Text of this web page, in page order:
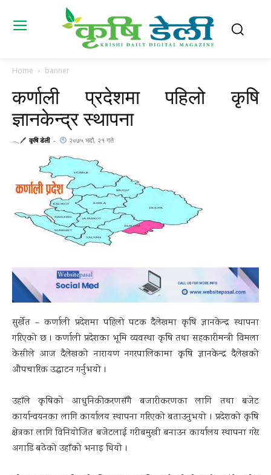
Home banner
कर्णाली प्रदेशमा पहिलो कृषि
ज्ञानकेन्द्र स्थापना
𓂃🖊 कृषि डेली - २०७५ भदौ, २१ गते
सुर्खेत – कर्णाली प्रदेशमा पहिलो पटक दैलेखमा कृषि ज्ञानकेन्द्र स्थापना
गरिएको छ । कर्णाली प्रदेशका भूमि व्यवस्था कृषि तथा सहकारीमन्त्री विमला
केसीले आज दैलेखको नारायण नगरपालिकामा कृषि ज्ञानकेन्द्र दैलेखको
औपचारिक उद्घाटन गर्नुभयो ।
उहाँले कृषिको आधुनिकीकरणसँगै बजारीकरणका लागि तथा बजेट
कार्यान्वयनका लागि कार्यालय स्थापना गरिएको बताउनुभयो । प्रदेशको कृषि
क्षेत्रका लागि विनियोजित बजेटलाई गरीबमुखी बनाउन कार्यालय स्थापना गरेर
अगाडि बढेको उहाँको भनाइ थियो ।